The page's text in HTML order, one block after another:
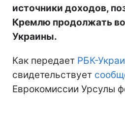
источники доходов,
Кремлю продолжать
Украины.
Как передает РБК-
свидетельствует
Еврокомиссии Урсулы